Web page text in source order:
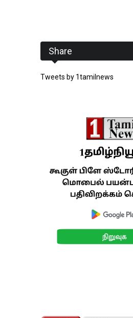
Share
Tweets by 1tamilnews